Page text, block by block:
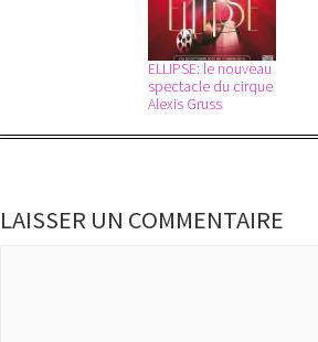
ELLIPSE: le nouveau
spectacle du cirque
Alexis Gruss
LAISSER UN COMMENTAIRE